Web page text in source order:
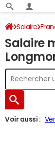
Salaire
Salaire
Voir aussi :